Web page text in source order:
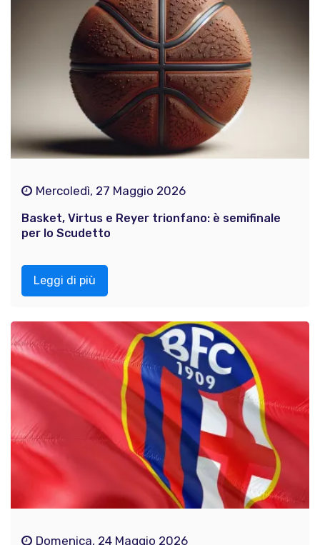
Mercoledì, 27 Maggio 2026
Basket, Virtus e Reyer trionfano: è semifinale
per lo Scudetto
Leggi di più
Domenica, 24 Maggio 2026